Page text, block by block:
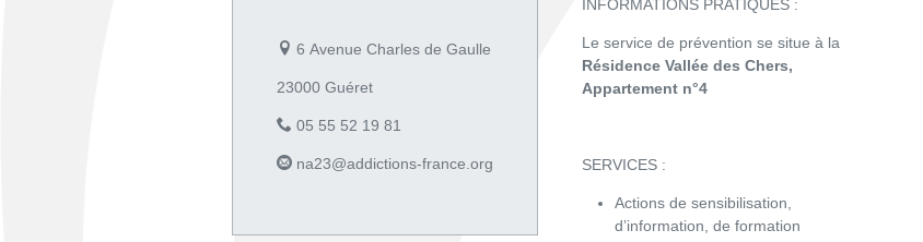
6 Avenue Charles de Gaulle
23000 Guéret
05 55 52 19 81
na23@addictions-france.org
INFORMATIONS PRATIQUES :
Le service de prévention se situe à la
Résidence Vallée des Chers,
Appartement n°4
SERVICES :
Actions de sensibilisation,
d’information, de formation